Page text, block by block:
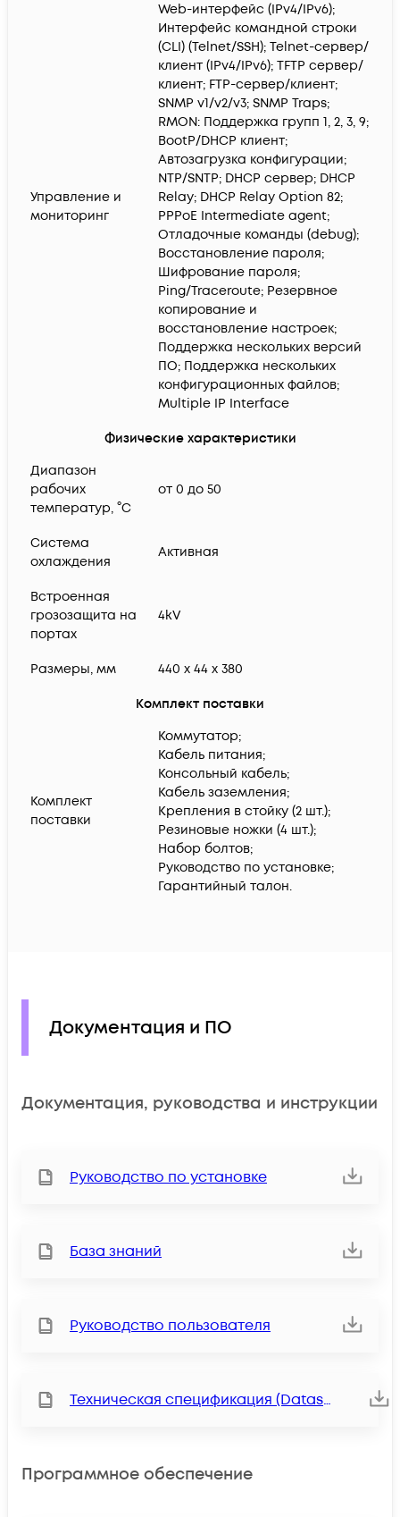
Управление и
мониторинг
Web-интерфейс (IPv4/IPv6);
Интерфейс командной строки
(CLI) (Telnet/SSH); Telnet-сервер/
клиент (IPv4/IPv6); TFTP сервер/
клиент; FTP-сервер/клиент;
SNMP v1/v2/v3; SNMP Traps;
RMON: Поддержка групп 1, 2, 3, 9;
BootP/DHCP клиент;
Автозагрузка конфигурации;
NTP/SNTP; DHCP сервер; DHCP
Relay; DHCP Relay Option 82;
PPPoE Intermediate agent;
Отладочные команды (debug);
Восстановление пароля;
Шифрование пароля;
Ping/Traceroute; Резервное
копирование и
восстановление настроек;
Поддержка нескольких версий
ПО; Поддержка нескольких
конфигурационных файлов;
Multiple IP Interface
Физические характеристики
Диапазон
рабочих
температур, °C
от 0 до 50
Система
охлаждения
Активная
Встроенная
грозозащита на
портах
4kV
Размеры, мм 440 x 44 x 380
Комплект поставки
Комплект
поставки
Коммутатор;
Кабель питания;
Консольный кабель;
Кабель заземления;
Крепления в стойку (2 шт.);
Резиновые ножки (4 шт.);
Набор болтов;
Руководство по установке;
Гарантийный талон.
Документация и ПО
Документация, руководства и инструкции
Руководство по установке
База знаний
Руководство пользователя
Техническая спецификация (Datasheet)
Программное обеспечение